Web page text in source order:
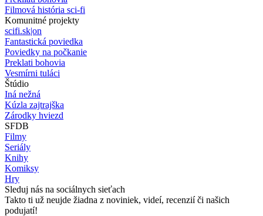
Filmová história sci-fi
Komunitné projekty
scifi.sk|on
Fantastická poviedka
Poviedky na počkanie
Preklati bohovia
Vesmírni tuláci
Štúdio
Iná nežná
Kúzla zajtrajška
Zárodky hviezd
SFDB
Filmy
Seriály
Knihy
Komiksy
Hry
Sleduj nás na sociálnych sieťach
Takto ti už neujde žiadna z noviniek, videí, recenzií či našich
podujatí!